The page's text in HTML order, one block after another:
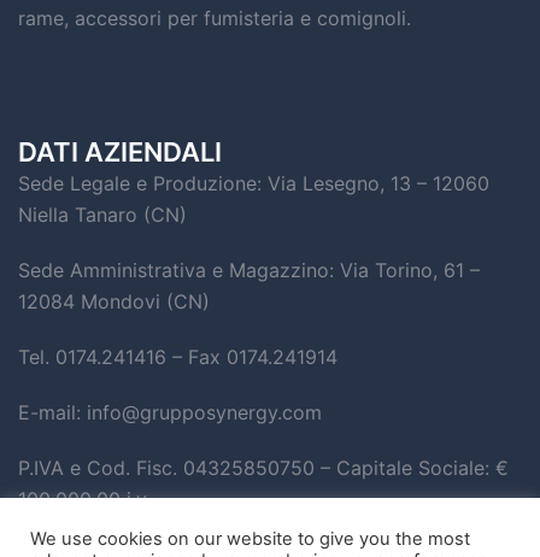
rame, accessori per fumisteria e comignoli.
DATI AZIENDALI
Sede Legale e Produzione: Via Lesegno, 13 – 12060
Niella Tanaro (CN)
Sede Amministrativa e Magazzino: Via Torino, 61 –
12084 Mondovi (CN)
Tel. 0174.241416 – Fax 0174.241914
E-mail: info@grupposynergy.com
P.IVA e Cod. Fisc. 04325850750 – Capitale Sociale: €
100.000,00 i.v.
We use cookies on our website to give you the most